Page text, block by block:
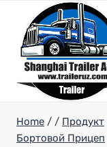
content
Home / / Продукт
Бортовой Прицеп